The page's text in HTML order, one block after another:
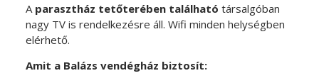
A parasztház tetőterében található társalgóban
nagy TV is rendelkezésre áll. Wifi minden helységben
elérhető.
Amit a Balázs vendégház biztosít: